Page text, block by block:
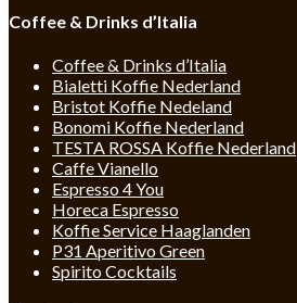
Coffee & Drinks d’Italia
Coffee & Drinks d’Italia
Bialetti Koffie Nederland
Bristot Koffie Nedeland
Bonomi Koffie Nederland
TESTA ROSSA Koffie Nederland
Caffe Vianello
Espresso 4 You
Horeca Espresso
Koffie Service Haaglanden
P31 Aperitivo Green
Spirito Cocktails